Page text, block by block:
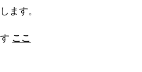
ます。
ここ